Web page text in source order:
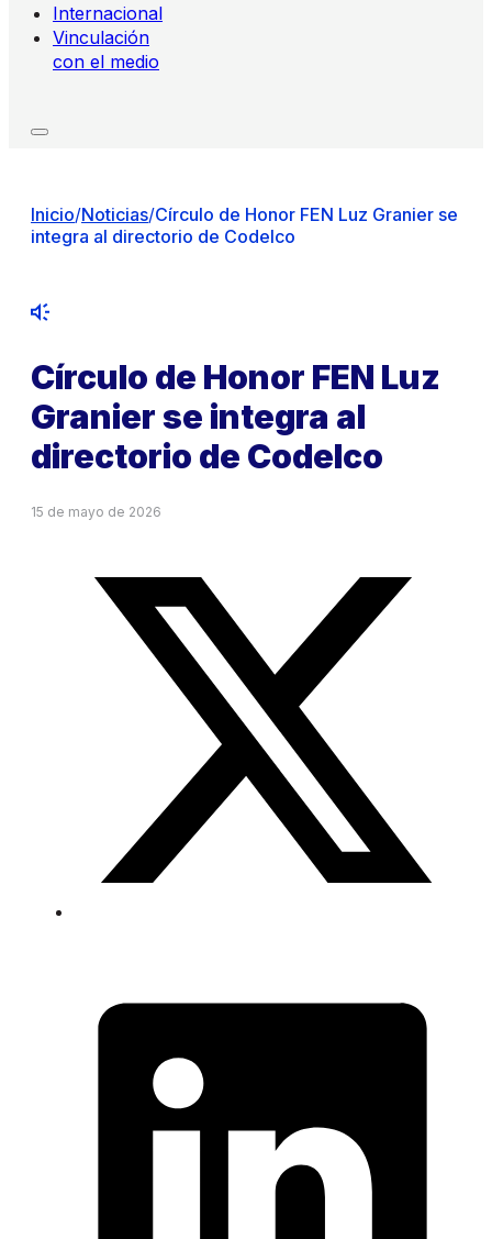
Internacional
Vinculación
con el medio
Inicio/Noticias/Círculo de Honor FEN Luz Granier se
integra al directorio de Codelco
Círculo de Honor FEN Luz
Granier se integra al
directorio de Codelco
15 de mayo de 2026